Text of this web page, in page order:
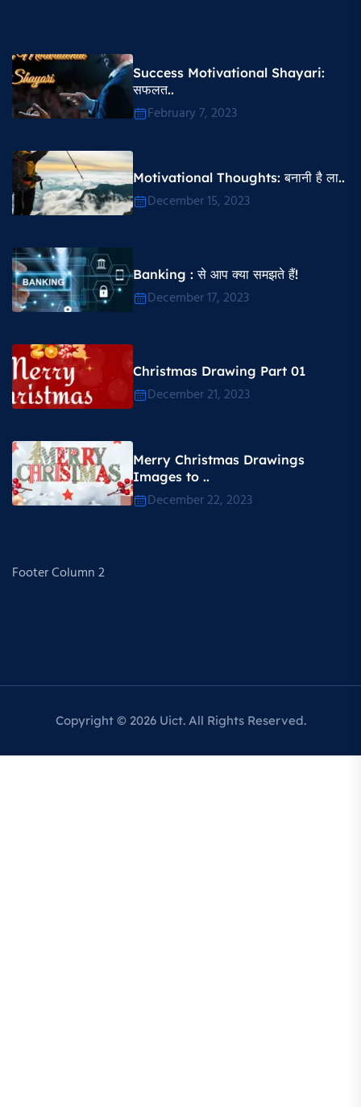
Success Motivational Shayari​:
सफलत..
February 7, 2023
Motivational Thoughts​: बनानी है ला..
December 15, 2023
Banking : से आप क्या समझते हैं!
December 17, 2023
Christmas Drawing Part 01
December 21, 2023
Merry Christmas Drawings
Images to ..
December 22, 2023
Footer Column 2
Copyright © 2026 Uict. All Rights Reserved.